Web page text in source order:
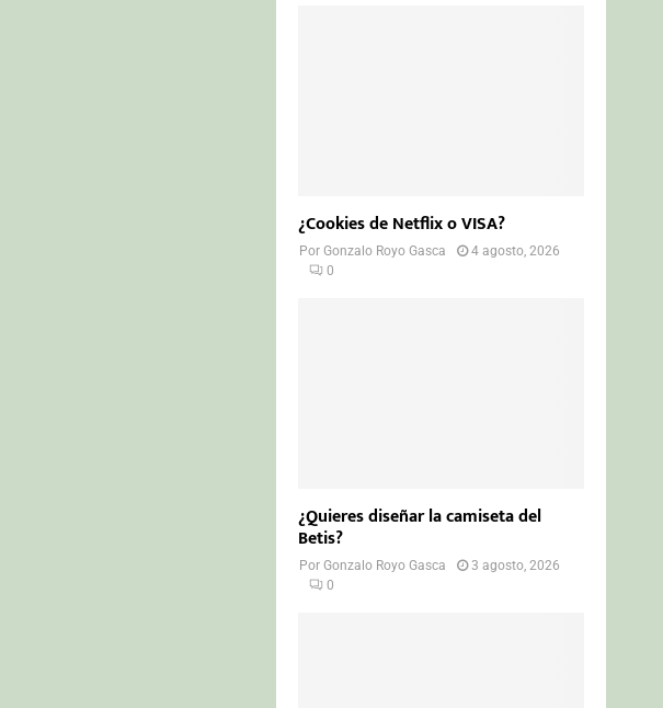
¿Cookies de Netflix o VISA?
PorGonzalo Royo Gasca
4 agosto, 2026
0
¿Quieres diseñar la camiseta del
Betis?
PorGonzalo Royo Gasca
3 agosto, 2026
0